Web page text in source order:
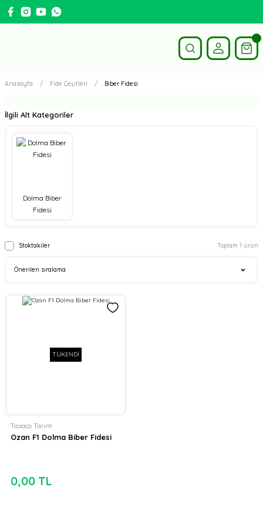
Anasayfa Fide Çeşitleri Biber Fidesi
İlgili Alt Kategoriler
Dolma Biber
Fidesi
Stoktakiler Toplam 1 ürün
TÜKENDİ
Tasaco Tarım
Ozan F1 Dolma Biber Fidesi
0,00 TL